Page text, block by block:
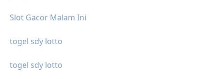
Slot Gacor Malam Ini
togel sdy lotto
togel sdy lotto